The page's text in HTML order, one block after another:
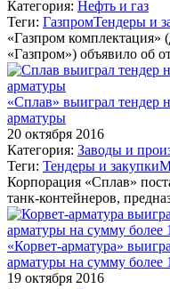
Категория: Нефть и газ
Теги: ГазпромТендеры и
«Газпром
«Газпром») объявило об
«Сплав» выиграл тендер
арматуры
20 октября 2016
Категория: Заводы и
Теги: Тендеры и закупки
Корпорация «Сплав»
танк-контейнеров,
«Корвет-арматура»
арматуры на сумму более
19 октября 2016